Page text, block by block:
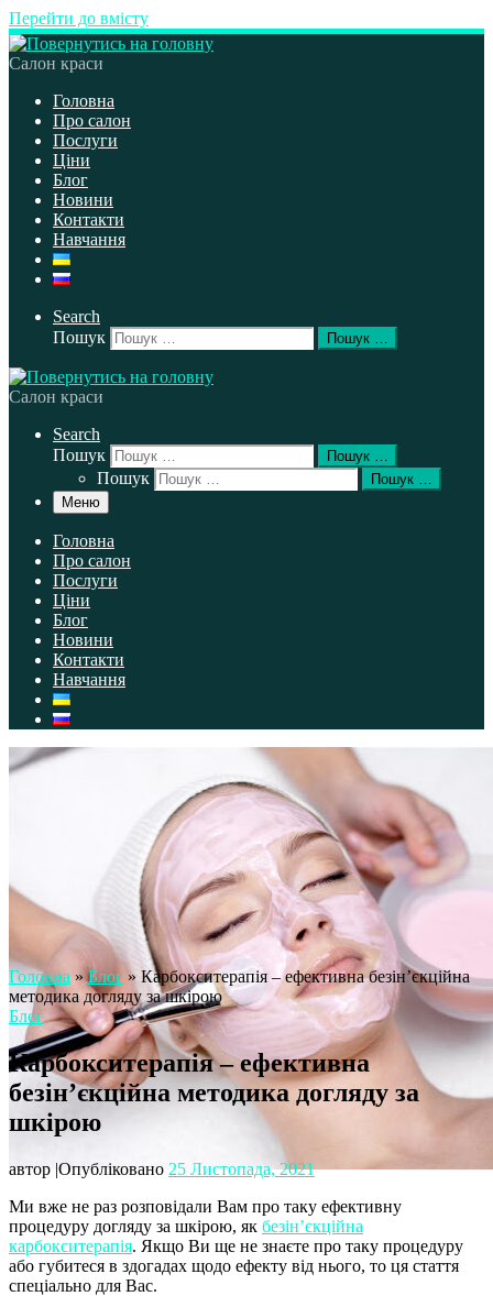
Перейти до вмісту
Салон краси
Головна
Про салон
Послуги
Ціни
Блог
Новини
Контакти
Навчання
Search
Пошук
Пошук …
Салон краси
Search
Пошук
Пошук …
Пошук
Пошук …
Меню
Головна
Про салон
Послуги
Ціни
Блог
Новини
Контакти
Навчання
Головна » Блог » Карбокситерапія – ефективна безін’єкційна
методика догляду за шкірою
Блог
Карбокситерапія – ефективна
безін’єкційна методика догляду за
шкірою
автор |Опубліковано 25 Листопада, 2021
Ми вже не раз розповідали Вам про таку ефективну
процедуру догляду за шкірою, як безін’єкційна
карбокситерапія. Якщо Ви ще не знаєте про таку процедуру
або губитеся в здогадах щодо ефекту від нього, то ця стаття
спеціально для Вас.